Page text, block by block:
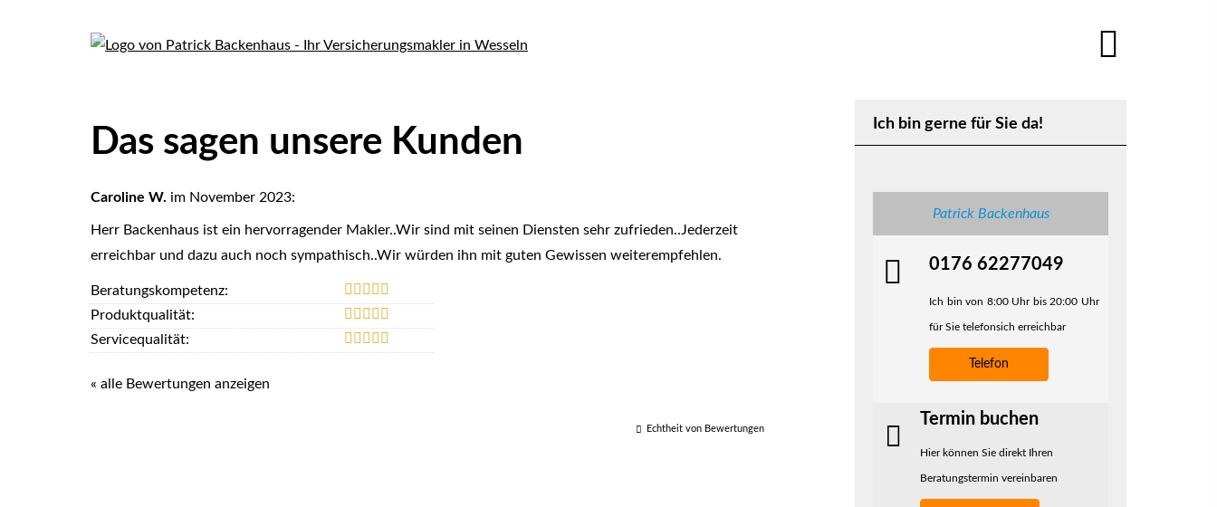
Ich bin gerne für Sie da!
Patrick Backenhaus
0176 62277049
Ich bin von 8:00 Uhr bis 20:00 Uhr
für Sie telefonsich erreichbar
Telefon
Termin buchen
Hier können Sie direkt Ihren
Beratungstermin vereinbaren
Das sagen unsere Kunden
Caroline W. im November 2023:
Herr Backenhaus ist ein hervorragender Makler..Wir sind mit seinen Diensten sehr zufrieden..Jederzeit
erreichbar und dazu auch noch sympathisch..Wir würden ihn mit guten Gewissen weiterempfehlen.
Beratungskompetenz:
Produktqualität:
Servicequalität:
« alle Bewertungen anzeigen
Echtheit von Bewertungen